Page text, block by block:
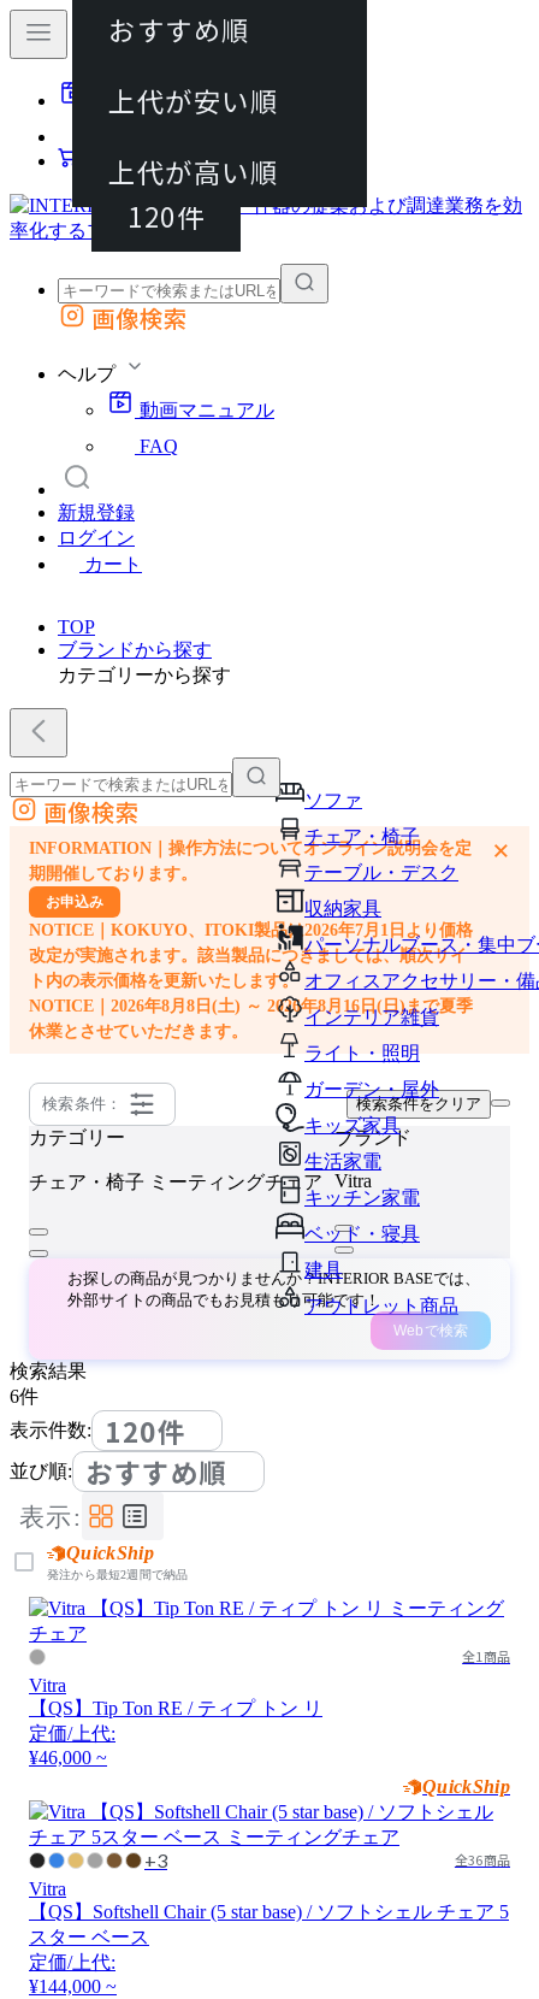
動画マニュアル
カート
外部サイトの商品をカートに追加
画像検索
ヘルプ
動画マニュアル
FAQ
新規登録
ログイン
カート
TOP
ブランドから探す
カテゴリーから探す
ソファ
チェア・椅子
テーブル・デスク
収納家具
パーソナルブース・集中
オフィスアクセサリー・備
インテリア雑貨
ライト・照明
ガーデン・屋外
キッズ家具
生活家電
キッチン家電
ベッド・寝具
建具
アウトレット商品
外部サイトの商品をカートに追加
他のサイトで見つけた商品ページのURLを貼り付けて、カートに追加できます
画像検索
INFORMATION｜操作方法についてオンライン説明会を定
期開催しております。
お申込み
NOTICE｜KOKUYO、ITOKI製品は2026年7月1日より価格
改定が実施されます。該当製品につきましては、順次サイ
ト内の表示価格を更新いたします。
NOTICE｜2026年8月8日(土) ～ 2026年8月16日(日)まで夏季
休業とさせていただきます。
×
検索条件： 検索条件をクリア
カテゴリー
チェア・椅子 ミーティングチェア
ブランド
Vitra
お探しの商品が見つかりませんか？INTERIOR BASEでは、
外部サイトの商品でもお見積もり可能です！
Webで検索
検索結果
6件
表示件数:
120件
120件
並び順: おすすめ順
おすすめ順
上代が安い順
上代が高い順
表示:
QuickShip
発注から最短2週間で納品
全1商品
Vitra
【QS】Tip Ton RE / ティプ トン リ
定価/上代:
¥46,000 ~
QuickShip
+3 全36商品
Vitra
【QS】Softshell Chair (5 star base) / ソフトシェル チェア 5
スター ベース
定価/上代:
¥144,000 ~